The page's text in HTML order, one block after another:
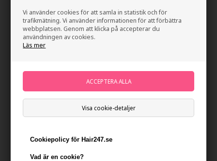
Vi använder cookies för att samla in statistik och för
trafikmätning. Vi använder informationen för att förbättra
webbplatsen. Genom att klicka på accepterar du
användningen av cookies.
Läs mer
Visa cookie-detaljer
Cookiepolicy för Hair247.se
Vad är en cookie?